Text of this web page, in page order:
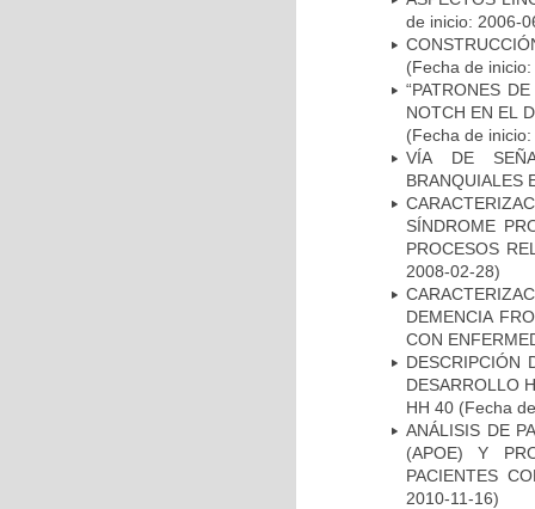
de inicio: 2006-
(Fecha de
“PATRONES
NOTCH EN EL
(Fecha de
VÍA DE
BRANQUIALES
SÍNDROME
PROCESOS
2008-02-28)
DEMENCIA
CON
DESCRIPCIÓN
DESARROLLO
HH 40 (Fecha
ANÁLISIS DE
(APOE) Y
PACIENTES
2010-11-16)